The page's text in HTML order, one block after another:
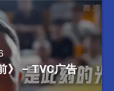
》 – TVC广告